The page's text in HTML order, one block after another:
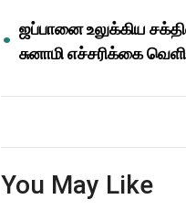
ஜப்பானை உலுக்கிய
சுனாமி எச்சரிக்கை
You May Like